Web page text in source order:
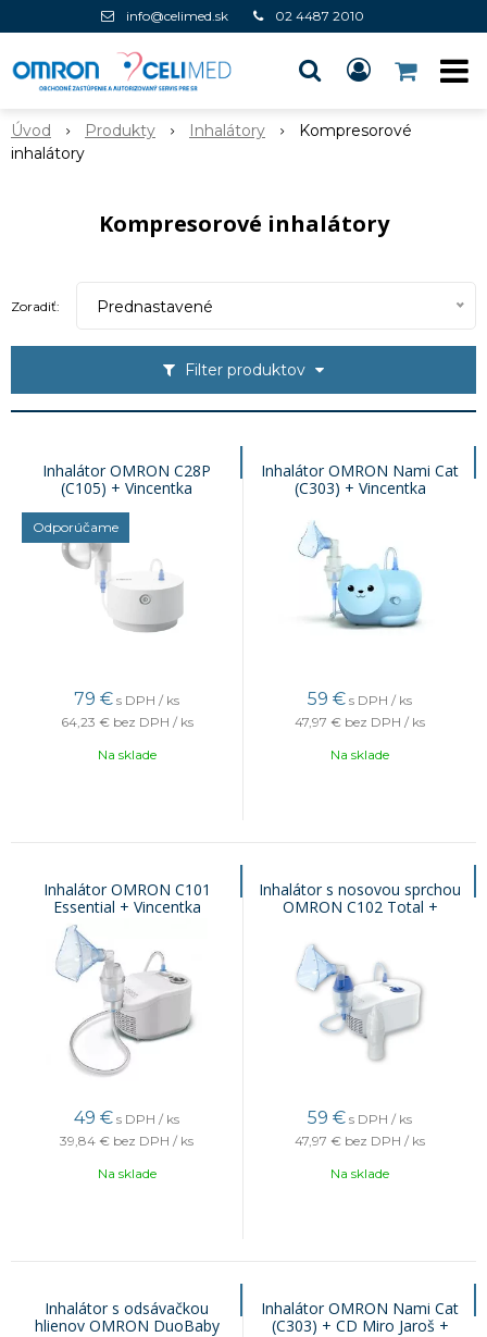
info@celimed.sk 02 4487 2010
Úvod Produkty Inhalátory
Kompresorové
inhalátory
Kompresorové inhalátory
Filter produktov
Zoradiť: Prednastavené
Inhalátor OMRON C28P
(C105) + Vincentka
Odporúčame
79 € s DPH / ks
64,23 € bez DPH / ks
Na sklade
Inhalátor OMRON Nami Cat
(C303) + Vincentka
59 € s DPH / ks
47,97 € bez DPH / ks
Na sklade
Inhalátor OMRON C101
Essential + Vincentka
49 € s DPH / ks
39,84 € bez DPH / ks
Na sklade
Inhalátor s nosovou sprchou
OMRON C102 Total +
59 € s DPH / ks
47,97 € bez DPH / ks
Na sklade
Inhalátor s odsávačkou
hlienov OMRON DuoBaby
Inhalátor OMRON Nami Cat
(C303) + CD Miro Jaroš +